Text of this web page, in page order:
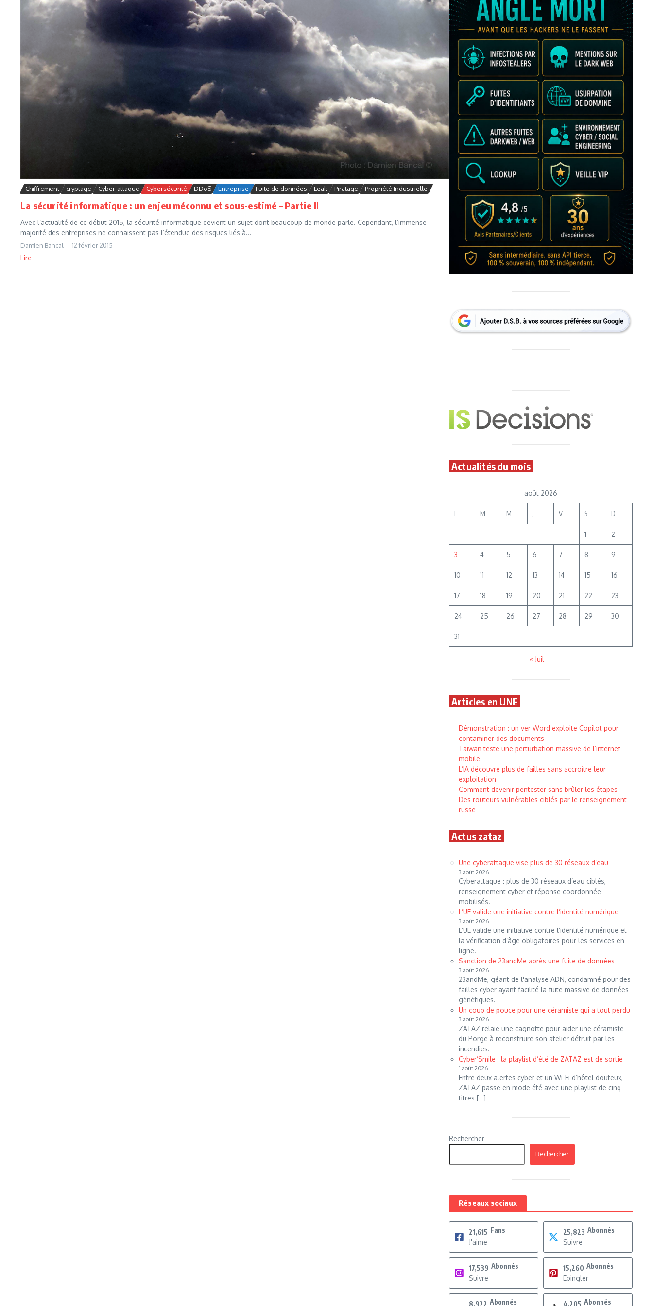
Chiffrement cryptage Cyber-attaque Cybersécurité DDoS Entreprise Fuite de données Leak Piratage Propriété Industrielle
La sécurité informatique : un enjeu méconnu et sous-estimé – Partie II
Avec l’actualité de ce début 2015, la sécurité informatique devient un sujet dont beaucoup de monde parle. Cependant, l’immense
majorité des entreprises ne connaissent pas l’étendue des risques liés à...
Damien Bancal 12 février 2015
Lire
Actualités du mois
août 2026
L M M J V S D
1 2
3 4 5 6 7 8 9
10 11 12 13 14 15 16
17 18 19 20 21 22 23
24 25 26 27 28 29 30
31
« Juil
Articles en UNE
Démonstration : un ver Word exploite Copilot pour
contaminer des documents
Taïwan teste une perturbation massive de l’internet
mobile
L’IA découvre plus de failles sans accroître leur
exploitation
Comment devenir pentester sans brûler les étapes
Des routeurs vulnérables ciblés par le renseignement
russe
Actus zataz
Une cyberattaque vise plus de 30 réseaux d’eau
3 août 2026
Cyberattaque : plus de 30 réseaux d’eau ciblés,
renseignement cyber et réponse coordonnée
mobilisés.
L’UE valide une initiative contre l’identité numérique
3 août 2026
L’UE valide une initiative contre l’identité numérique et
la vérification d’âge obligatoires pour les services en
ligne.
Sanction de 23andMe après une fuite de données
3 août 2026
23andMe, géant de l'analyse ADN, condamné pour des
failles cyber ayant facilité la fuite massive de données
génétiques.
Un coup de pouce pour une céramiste qui a tout perdu
3 août 2026
ZATAZ relaie une cagnotte pour aider une céramiste
du Porge à reconstruire son atelier détruit par les
incendies.
Cyber’Smile : la playlist d’été de ZATAZ est de sortie
1 août 2026
Entre deux alertes cyber et un Wi-Fi d’hôtel douteux,
ZATAZ passe en mode été avec une playlist de cinq
titres […]
Rechercher
Rechercher
Réseaux sociaux
21,615 Fans
J'aime
25,823 Abonnés
Suivre
17,539 Abonnés
Suivre
15,260 Abonnés
Epingler
8,922 Abonnés 4,205 Abonnés